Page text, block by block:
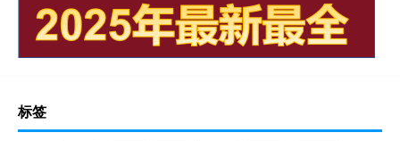
标签